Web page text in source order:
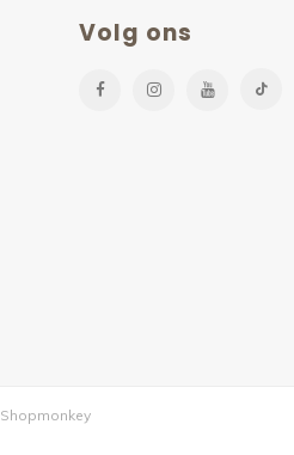
Volg ons
Shopmonkey